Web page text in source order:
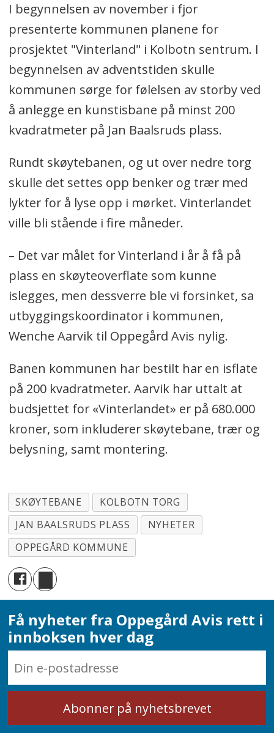
I begynnelsen av november i fjor
presenterte kommunen planene for
prosjektet "Vinterland" i Kolbotn sentrum. I
begynnelsen av adventstiden skulle
kommunen sørge for følelsen av storby ved
å anlegge en kunstisbane på minst 200
kvadratmeter på Jan Baalsruds plass.
Rundt skøytebanen, og ut over nedre torg
skulle det settes opp benker og trær med
lykter for å lyse opp i mørket. Vinterlandet
ville bli stående i fire måneder.
– Det var målet for Vinterland i år å få på
plass en skøyteoverflate som kunne
islegges, men dessverre ble vi forsinket, sa
utbyggingskoordinator i kommunen,
Wenche Aarvik til Oppegård Avis nylig.
Banen kommunen har bestilt har en isflate
på 200 kvadratmeter. Aarvik har uttalt at
budsjettet for «Vinterlandet» er på 680.000
kroner, som inkluderer skøytebane, trær og
belysning, samt montering.
SKØYTEBANE
KOLBOTN TORG
JAN BAALSRUDS PLASS
NYHETER
OPPEGÅRD KOMMUNE
Få nyheter fra Oppegård Avis rett i
innboksen hver dag